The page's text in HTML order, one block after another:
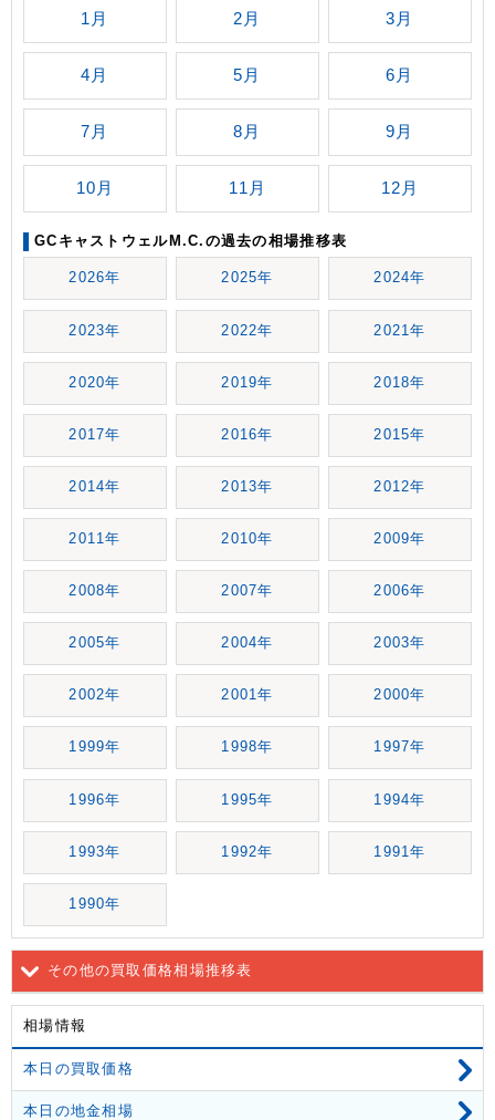
1月 2月 3月
4月 5月 6月
7月 8月 9月
10月 11月 12月
GCキャストウェルM.C.の過去の相場推移表
2026年 2025年 2024年
2023年 2022年 2021年
2020年 2019年 2018年
2017年 2016年 2015年
2014年 2013年 2012年
2011年 2010年 2009年
2008年 2007年 2006年
2005年 2004年 2003年
2002年 2001年 2000年
1999年 1998年 1997年
1996年 1995年 1994年
1993年 1992年 1991年
1990年
その他の買取価格相場推移表
相場情報
本日の買取価格
本日の地金相場